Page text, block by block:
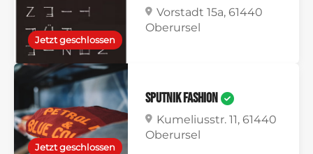
Jetzt geschlossen
Vorstadt 15a, 61440
Oberursel
Jetzt geschlossen
Sputnik Fashion
Kumeliusstr. 11, 61440
Oberursel